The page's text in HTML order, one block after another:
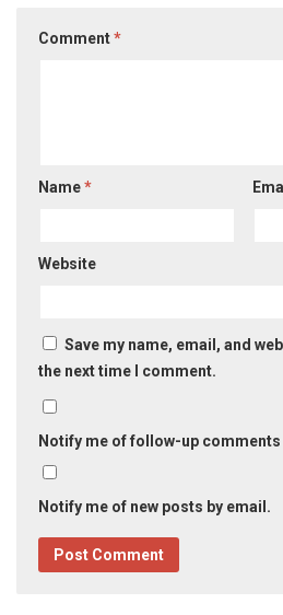
Comment*
Name*
Website
Save my name, email, and
the next time I comment.
Notify me of follow-up comments
Notify me of new posts by email.